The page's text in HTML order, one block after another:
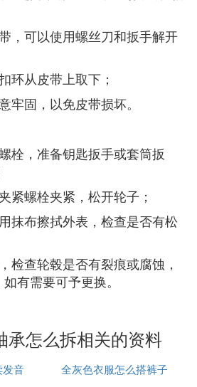
，可以使用螺丝刀和扳手解开
环从皮带上取下；
牢固，以免皮带损坏。
栓，准备钥匙扳手或套筒扳
紧螺栓夹紧，松开轮子；
抹布擦拭外表，检查是否有松
检查轮毂是否有裂痕或腐蚀，
有需要可予更换。
承怎么拆相关的资料
音
全灰色衣服怎么搭裤子